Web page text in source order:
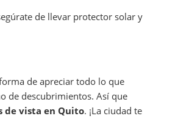
de llevar protector solar y
de apreciar todo lo que
de descubrimientos. Así que
de vista en Quito. ¡La ciudad te